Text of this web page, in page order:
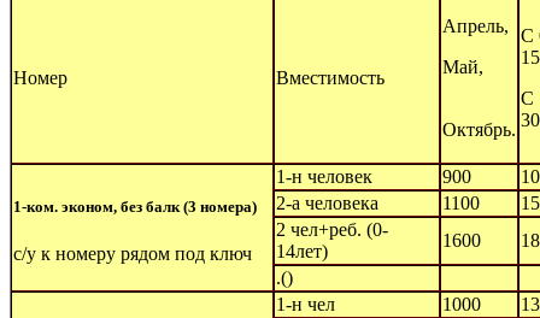
Номер Вместимость
Апрель,
Май,
Октябрь.
С
С
1-ком. эконом, без балк (3 номера)
с/у к номеру рядом под ключ
1-н человек 900
2-а человека
1100
2 чел+реб. (0-
14лет)
1600
.()
1-н чел 1000